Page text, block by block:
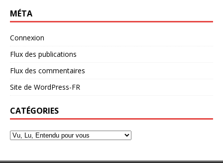
MÉTA
Connexion
Flux des publications
Flux des commentaires
Site de WordPress-FR
CATÉGORIES